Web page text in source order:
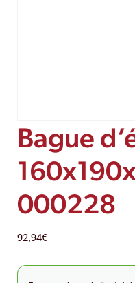
Bague
000228
92,94€